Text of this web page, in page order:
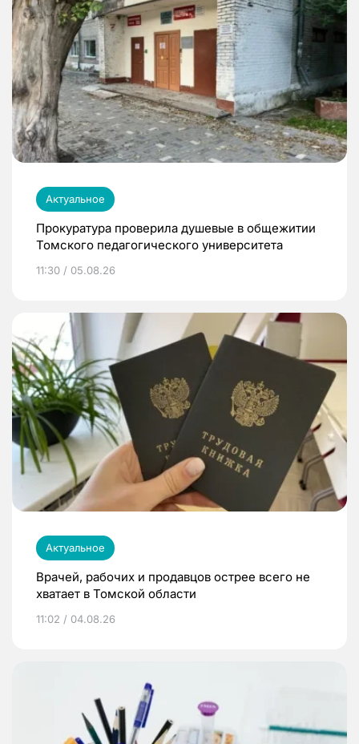
Актуальное
Прокуратура проверила душевые в общежитии
Томского педагогического университета
11:30 / 05.08.26
Актуальное
Врачей, рабочих и продавцов острее всего не
хватает в Томской области
11:02 / 04.08.26